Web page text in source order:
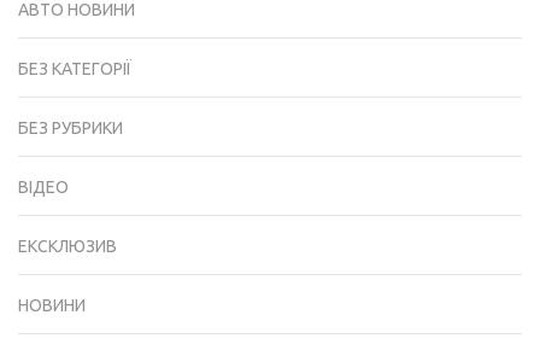
АВТО НОВИНИ
БЕЗ КАТЕГОРІЇ
БЕЗ РУБРИКИ
ВІДЕО
ЕКСКЛЮЗИВ
НОВИНИ